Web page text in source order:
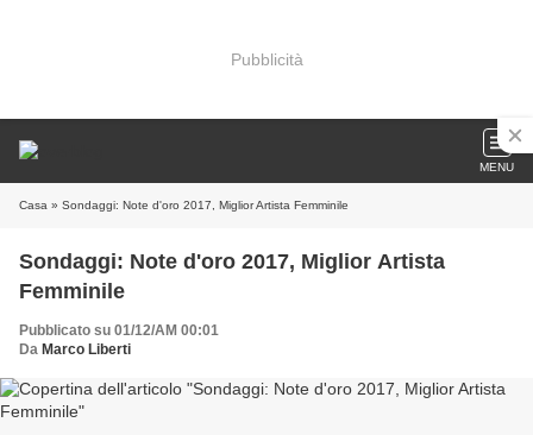
Pubblicità
MENU
Casa » Sondaggi: Note d'oro 2017, Miglior Artista Femminile
Sondaggi: Note d'oro 2017, Miglior Artista
Femminile
Pubblicato su 01/12/AM 00:01
Da Marco Liberti